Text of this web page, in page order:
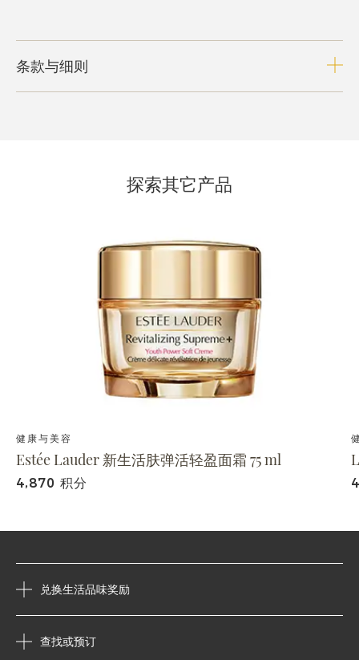
条款与细则
探索其它产品
健康与美容
Estée Lauder 新生活肤弹活轻盈面霜 75 ml
4,870 积分
兑换生活品味奖励
查找或预订